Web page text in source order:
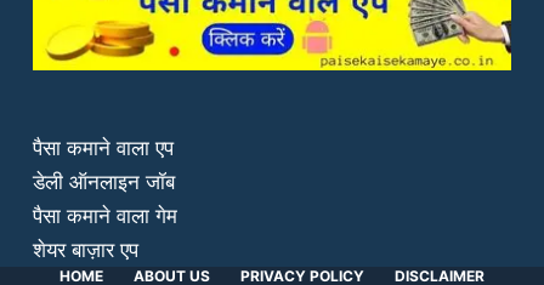
पैसा कमाने वाला एप
डेली ऑनलाइन जॉब
पैसा कमाने वाला गेम
शेयर बाज़ार एप
HOME ABOUT US PRIVACY POLICY DISCLAIMER